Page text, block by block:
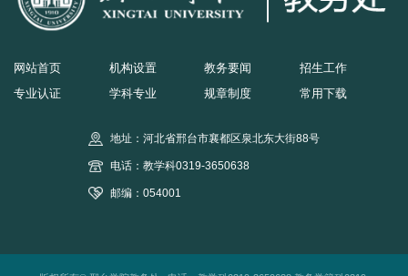
网站首页 机构设置 教务要闻
招生工作
专业认证
学科专业 规章制度 常用下载
地址：河北省邢台市襄都区泉北东大街88号
电话：教学科0319-3650638
邮编：054001